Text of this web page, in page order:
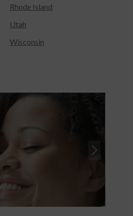
Rhode Island
Utah
Wisconsin